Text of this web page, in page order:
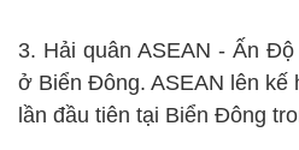
3. Hải quân ASEAN - Ấn
ở Biển Đông. ASEAN lên kế
lần đầu tiên tại Biển Đông